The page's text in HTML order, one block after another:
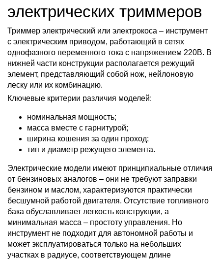
электрических триммеров
Триммер электрический или электрокоса – инструмент
с электрическим приводом, работающий в сетях
однофазного переменного тока с напряжением 220В. В
нижней части конструкции располагается режущий
элемент, представляющий собой нож, нейлоновую
леску или их комбинацию.
Ключевые критерии различия моделей:
номинальная мощность;
масса вместе с гарнитурой;
ширина кошения за один проход;
тип и диаметр режущего элемента.
Электрические модели имеют принципиальные отличия
от бензиновых аналогов – они не требуют заправки
бензином и маслом, характеризуются практически
бесшумной работой двигателя. Отсутствие топливного
бака обуславливает легкость конструкции, а
минимальная масса – простоту управления. Но
инструмент не подходит для автономной работы и
может эксплуатироваться только на небольших
участках в радиусе, соответствующем длине